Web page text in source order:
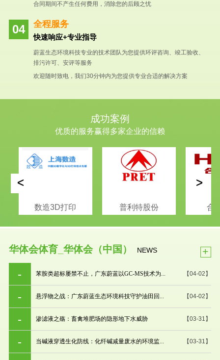
合同期间不产生任何费用，消除您的后顾之忧
全程服务
快速响应+专业指导
蔚蓝生态环境科技专业的技术团队为您提供环评咨询、竣工验收、
排污许可、安评等服务
欢迎随时致电，我们30分钟内为您提供专业合适的解决方案
成功案例
优质的服务赢得多家企业的信赖
数造3D打印 普利特股份 合
< >
华体会体育_华体会（中国） NEWS +
【04-02】
苯胺类超标屡禁不止，广东蔚蓝以GC-MS技术为...
【04-02】
悬浮物之战：广东蔚蓝生态环境科技守护油田回...
【03-31】
渗滤液之殇：畜禽堆肥场的隐形地下水威胁
【03-31】
当碱液穿透生化防线：化纤碱减量废水的环境监...